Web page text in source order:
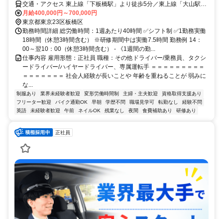
交通・アクセス 東上線「下板橋駅」より徒歩5分／東上線「大山駅」
より徒歩8分／三田線「板橋区役所前駅」から徒歩8分
月給400,000円～700,000円
東京都東京23区板橋区
勤務時間詳細 総労働時間：1週あたり40時間 ✅シフト制 ✅1勤務実働
18時間（休憩3時間含む） ※研修期間中は実働7.5時間 勤務例 14：
00～翌10：00（休憩3時間含む） - 《1週間の勤...
仕事内容 雇用形態：正社員 職種：その他ドライバー/乗務員、タクシ
ードライバー/ハイヤードライバー、専属運転手 ＝＝＝＝＝＝＝＝＝
＝＝＝＝＝＝＝ 社会人経験が長いことや 年齢を重ねることが 弱みに
な...
制服あり 業界未経験者歓迎 変形労働時間制 主婦・主夫歓迎
資格取得支援あり
フリーター歓迎
バイク通勤OK 早朝 学歴不問 職場見学可 転勤なし
経験不問
英語
未経験者歓迎 午前 ネイルOK 残業なし 夜間 食費補助あり 研修あり
正社員